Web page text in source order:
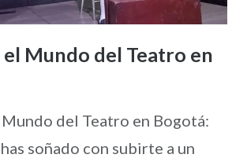
Mundo del Teatro en
del Teatro en Bogotá:
soñado con subirte a un